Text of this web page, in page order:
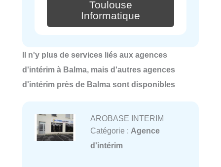
Toulouse
Informatique
Il n'y plus de services liés aux agences
d'intérim à Balma, mais d'autres agences
d'intérim près de Balma sont disponibles
AROBASE INTERIM
Catégorie : Agence
d'intérim